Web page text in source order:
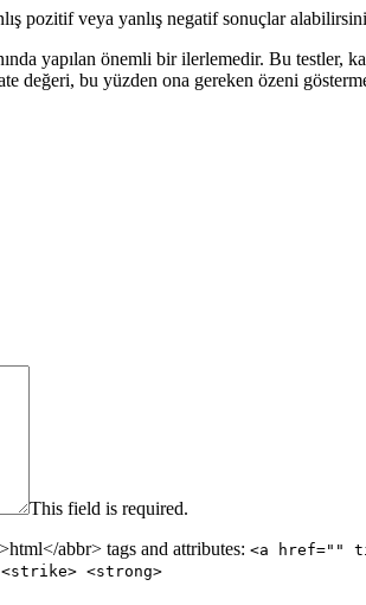
pozitif veya yanlış negatif sonuçlar
yapılan önemli bir ilerlemedir. Bu testler,
değeri, bu yüzden ona gereken özeni
This field is required.
abbr> tags and attributes: <a href=""
<strong>